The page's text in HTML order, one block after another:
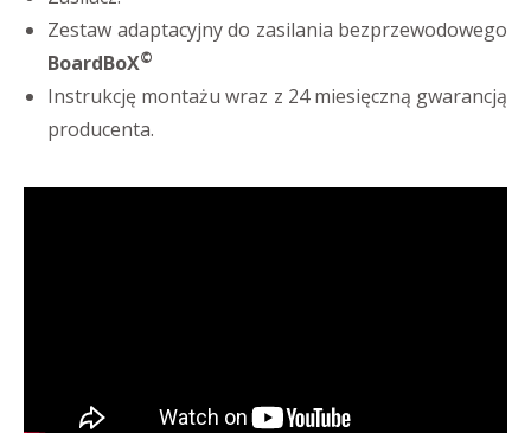
Zestaw adaptacyjny do zasilania bezprzewodowego
BoardBoX©
Instrukcję montażu wraz z 24 miesięczną gwarancją
producenta.